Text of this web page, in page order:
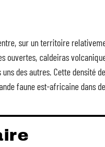
sur un territoire
ouvertes, caldeiras
des autres. Cette
faune est-africaine dans